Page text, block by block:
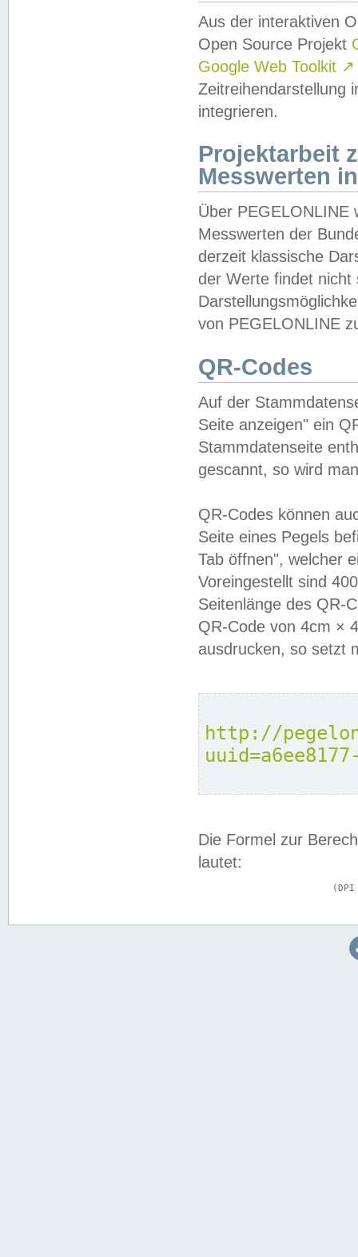
Aus der interaktiven
Open Source Projekt
Google Web Toolkit ↗
Zeitreihendarstellung
integrieren.
Projektarbeit
Messwerten
Über PEGELONLINE
Messwerten der
derzeit klassische
der Werte findet
von PEGELONLINE
QR-Codes
Auf der
Seite anzeigen" ein
Stammdatenseite
gescannt, so wird
QR-Codes können
Seite eines Pegels
Tab öffnen", welcher
Voreingestellt sind
Seitenlänge des QR-
QR-Code von 4cm ×
ausdrucken, so setzt
http://
Die Formel zur
lautet: